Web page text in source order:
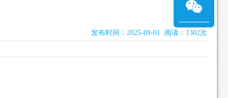
发布时间：2025-09-01 阅读：1302次